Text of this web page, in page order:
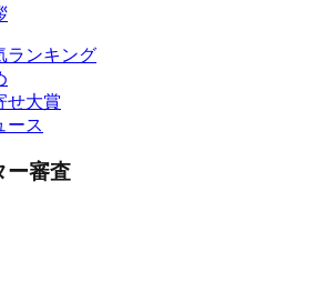
ランキング
せ大賞
ース
ー審査